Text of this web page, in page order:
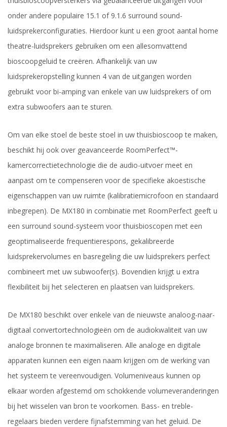
onder andere populaire 15.1 of 9.1.6 surround sound-
luidsprekerconfiguraties. Hierdoor kunt u een groot aantal home
theatre-luidsprekers gebruiken om een allesomvattend
bioscoopgeluid te creëren. Afhankelijk van uw
luidsprekeropstelling kunnen 4 van de uitgangen worden
gebruikt voor bi-amping van enkele van uw luidsprekers of om
extra subwoofers aan te sturen.
Om van elke stoel de beste stoel in uw thuisbioscoop te maken,
beschikt hij ook over geavanceerde RoomPerfect™-
kamercorrectietechnologie die de audio-uitvoer meet en
aanpast om te compenseren voor de specifieke akoestische
eigenschappen van uw ruimte (kalibratiemicrofoon en standaard
inbegrepen). De MX180 in combinatie met RoomPerfect geeft u
een surround sound-systeem voor thuisbioscopen met een
geoptimaliseerde frequentierespons, gekalibreerde
luidsprekervolumes en basregeling die uw luidsprekers perfect
combineert met uw subwoofer(s). Bovendien krijgt u extra
flexibiliteit bij het selecteren en plaatsen van luidsprekers.
De MX180 beschikt over enkele van de nieuwste analoog-naar-
digitaal convertortechnologieën om de audiokwaliteit van uw
analoge bronnen te maximaliseren. Alle analoge en digitale
apparaten kunnen een eigen naam krijgen om de werking van
het systeem te vereenvoudigen. Volumeniveaus kunnen op
elkaar worden afgestemd om schokkende volumeveranderingen
bij het wisselen van bron te voorkomen. Bass- en treble-
regelaars bieden verdere fijnafstemming van het geluid. De